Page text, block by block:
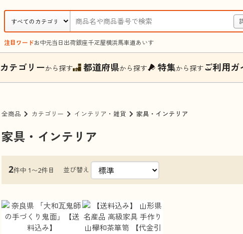
注目ワードお中元当日出荷銀座千疋屋横浜馬車道あいす
カテゴリーから探す 都道府県から探す 特集から探す ご利用ガ
全商品 カテゴリー インテリア・雑貨 家具・インテリア
家具・インテリア
2件中 1〜2件目 並び替え